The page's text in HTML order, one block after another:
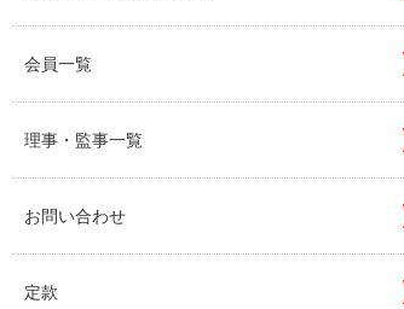
会員一覧
理事・監事一覧
お問い合わせ
定款